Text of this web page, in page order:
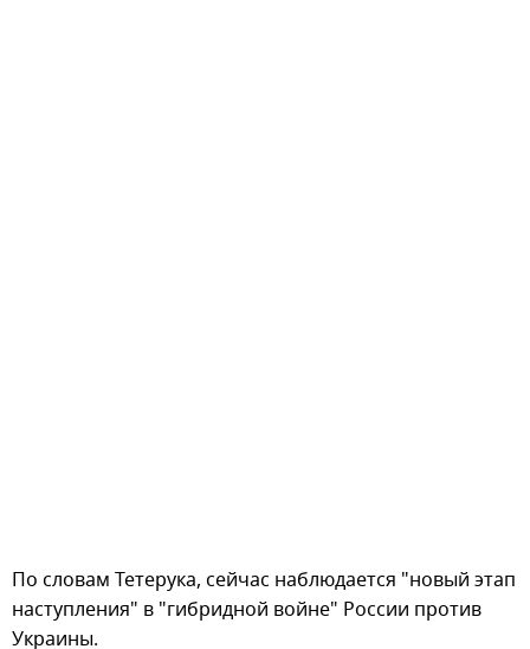
По словам Тетерука, сейчас наблюдается "новый этап
наступления" в "гибридной войне" России против
Украины.